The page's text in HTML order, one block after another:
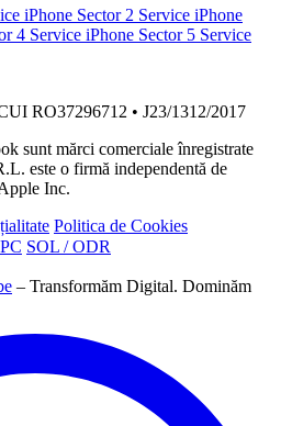
iPhone Sector 2 Service iPhone
4 Service iPhone Sector 5 Service
RO37296712 • J23/1312/2017
sunt mărci comerciale înregistrate
este o firmă independentă de
Inc.
Politica de Cookies
SOL / ODR
– Transformăm Digital. Dominăm